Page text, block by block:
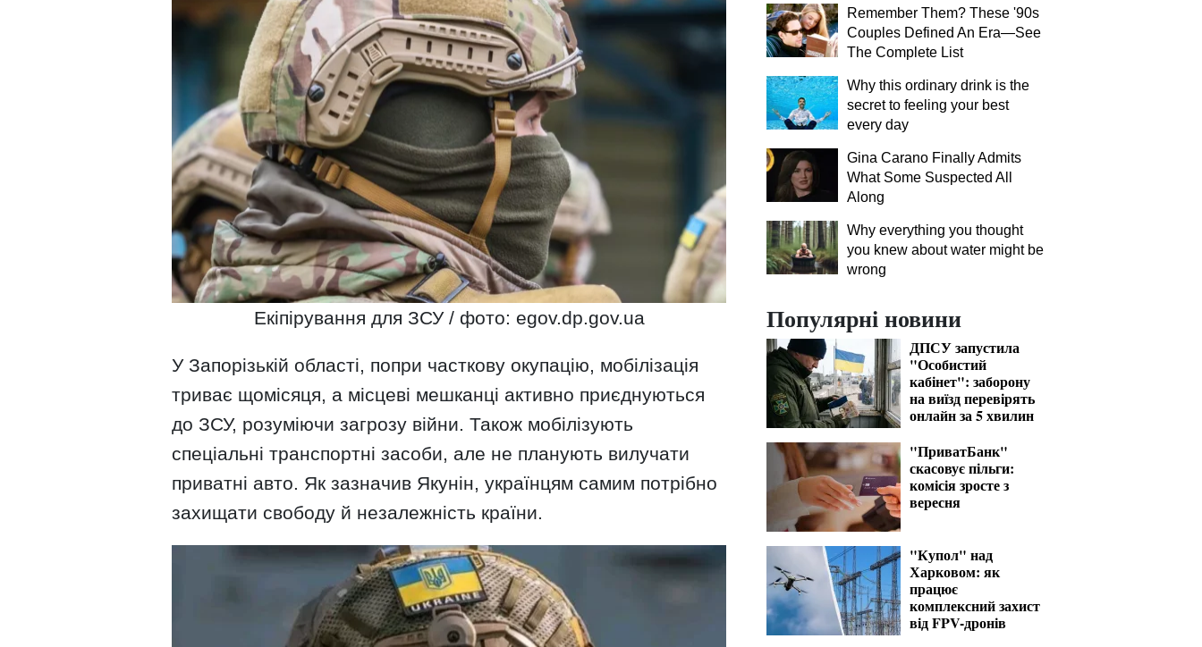
Екіпірування для ЗСУ / фото: egov.dp.gov.ua
У Запорізькій області, попри часткову окупацію, мобілізація
триває щомісяця, а місцеві мешканці активно приєднуються
до ЗСУ, розуміючи загрозу війни. Також мобілізують
спеціальні транспортні засоби, але не планують вилучати
приватні авто. Як зазначив Якунін, українцям самим потрібно
захищати свободу й незалежність країни.
Remember Them? These '90s
Couples Defined An Era—See
The Complete List
Why this ordinary drink is the
secret to feeling your best
every day
Gina Carano Finally Admits
What Some Suspected All
Along
Why everything you thought
you knew about water might be
wrong
Популярні новини
ДПСУ запустила
"Особистий
кабінет": заборону
на виїзд перевірять
онлайн за 5 хвилин
"ПриватБанк"
скасовує пільги:
комісія зросте з
вересня
"Купол" над
Харковом: як
працює
комплексний захист
від FPV-дронів